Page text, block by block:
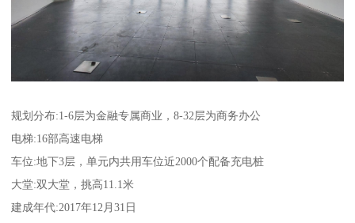
规划分布:1-6层为金融专属商业，8-32层为商务办公
电梯:16部高速电梯
车位:地下3层，单元内共用车位近2000个配备充电桩
大堂:双大堂，挑高11.1米
建成年代:2017年12月31日